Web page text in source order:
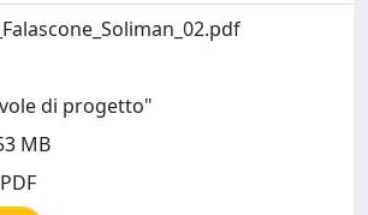
di progetto"
MB